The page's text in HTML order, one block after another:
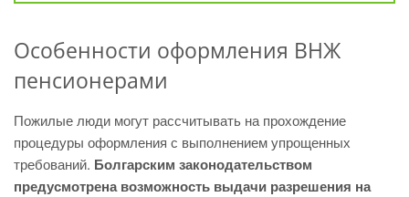
Особенности оформления ВНЖ
пенсионерами
Пожилые люди могут рассчитывать на прохождение
процедуры оформления с выполнением упрощенных
требований. Болгарским законодательством
предусмотрена возможность выдачи разрешения на